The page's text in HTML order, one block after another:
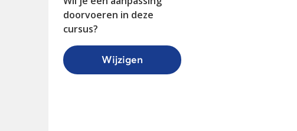
doorvoeren in deze
cursus?
Wijzigen